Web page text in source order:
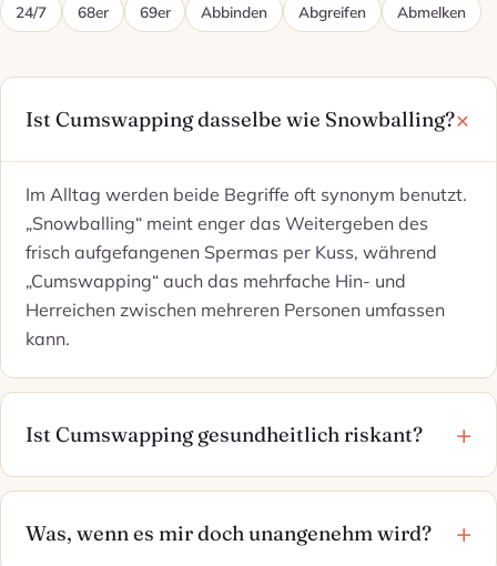
24/7 68er 69er Abbinden Abgreifen Abmelken
Ist Cumswapping dasselbe wie Snowballing?
Im Alltag werden beide Begriffe oft synonym benutzt.
„Snowballing“ meint enger das Weitergeben des
frisch aufgefangenen Spermas per Kuss, während
„Cumswapping“ auch das mehrfache Hin- und
Herreichen zwischen mehreren Personen umfassen
kann.
Ist Cumswapping gesundheitlich riskant?
Was, wenn es mir doch unangenehm wird?